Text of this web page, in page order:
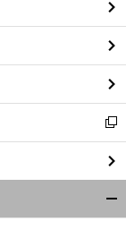
ィ
ン
ド
ウ
で
開
く
新
し
い
ウ
ィ
ン